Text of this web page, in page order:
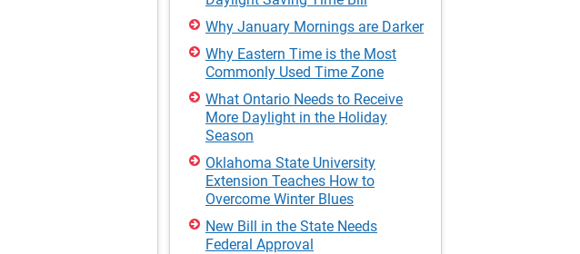
Why January Mornings are Darker
Why Eastern Time is the Most
Commonly Used Time Zone
What Ontario Needs to Receive
More Daylight in the Holiday
Season
Oklahoma State University
Extension Teaches How to
Overcome Winter Blues
New Bill in the State Needs
Federal Approval